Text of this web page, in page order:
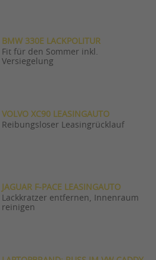
BMW 330E LACKPOLITUR
Fit für den Sommer inkl.
Versiegelung
VOLVO XC90 LEASINGAUTO
Reibungsloser Leasingrücklauf
JAGUAR F-PACE LEASINGAUTO
Lackkratzer entfernen, Innenraum
reinigen